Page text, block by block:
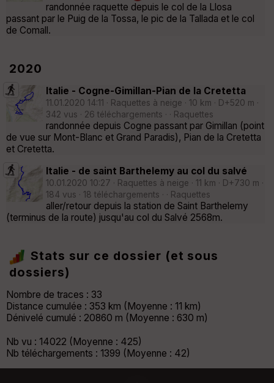
randonnée raquette depuis le col de la Llosa
passant par le Puig de la Tossa, le pic de la Tallada et le col
de Comall.
2020
Italie - Cogne-Gimillan-Pian de la Cretetta
11.01.2020 14:11 · Raquettes à neige · 10 km · D+520 m ·
342 vus · 26 téléchargements · · Raquettes
randonnée depuis Cogne passant par Gimillan (point
de vue sur Mont-Blanc et Grand Paradis), Pian de la Cretetta
et Cretetta.
Italie - de saint Barthelemy au col du salvé
10.01.2020 10:27 · Raquettes à neige · 11 km · D+730 m ·
184 vus · 18 téléchargements · · Raquettes
aller/retour depuis la station de Saint Barthelemy
(terminus de la route) jusqu'au col du Salvé 2568m.
Stats sur ce dossier (et sous
dossiers)
Nombre de traces : 33
Distance cumulée : 353 km (Moyenne : 11 km)
Dénivelé cumulé : 20860 m (Moyenne : 630 m)
Nb vu : 14022 (Moyenne : 425)
Nb téléchargements : 1399 (Moyenne : 42)